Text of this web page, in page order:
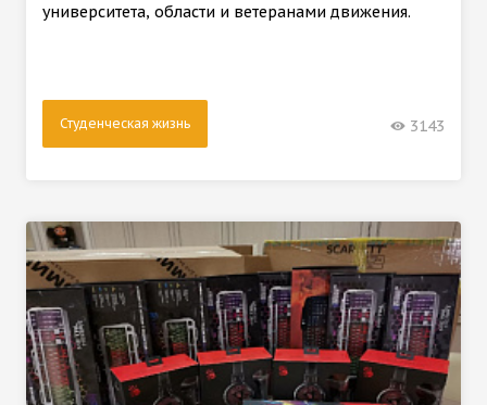
университета, области и ветеранами движения.
Студенческая жизнь 3143